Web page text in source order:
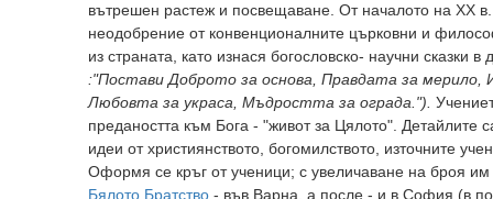
вътрешен растеж и посвещаване. От началото на XX
неодобрение от конвенционалните църковни и
из страната, като изнася богословско- научни сказки
:"Постави Доброто за основа, Правдата за мерило,
Любовта за украса, Мъдростта за ограда.").
предаността към Бога - "живот за Цялото". Детайлите
идеи от християнството, богомилството, източните
Оформя се кръг от ученици; с увеличаване на броя им
Бялото Братство - във Варна, а после - и в София (в